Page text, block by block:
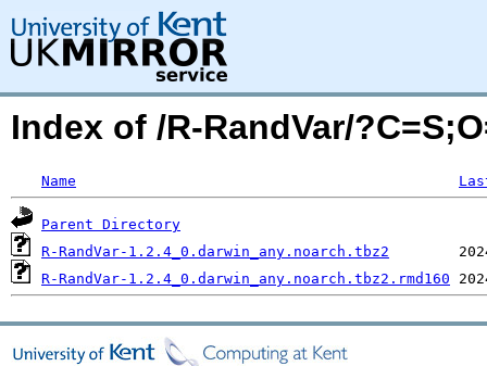
Index of /R-RandVar/
Name
Parent Directory
R-RandVar-1.2.4_0.darwin_any.noarch.tbz2
R-RandVar-1.2.4_0.darwin_any.noarch.tbz2.rmd160